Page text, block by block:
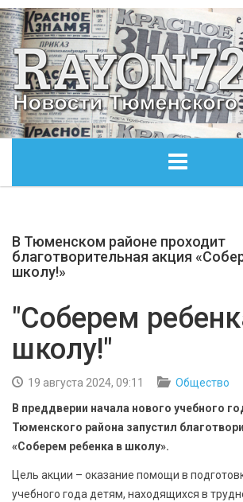
ОБЩЕСТВО
КУЛЬТУРА
БЕЗОПАСНОСТЬ
СПОРТ
АРХИВ PDF
В Тюменском районе проходит
благотворительная акция
школу!»
"Соберем
школу!"
19 августа 2024, 09:11
Общество
В преддверии начала нового учебного
Тюменского района запустил
«Соберем ребенка в школу».
Цель акции – оказание помощи в
учебного года детям, находящихся в